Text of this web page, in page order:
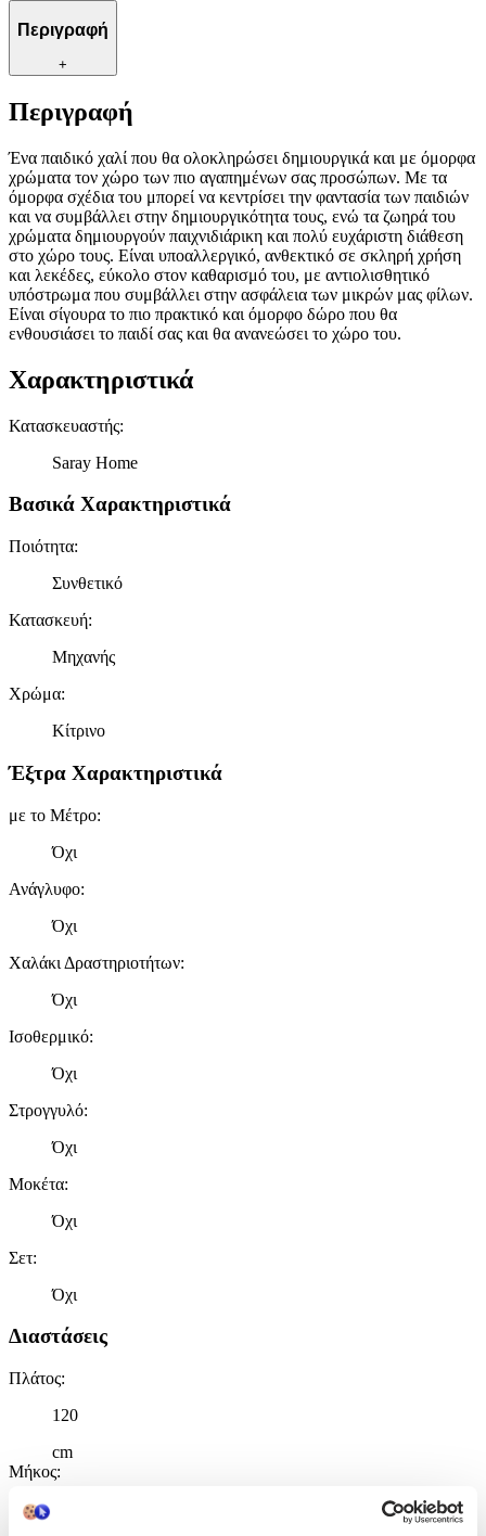
Περιγραφή
+
Περιγραφή
Ένα παιδικό χαλί που θα ολοκληρώσει δημιουργικά και με όμορφα
χρώματα τον χώρο των πιο αγαπημένων σας προσώπων. Με τα
όμορφα σχέδια του μπορεί να κεντρίσει την φαντασία των παιδιών
και να συμβάλλει στην δημιουργικότητα τους, ενώ τα ζωηρά του
χρώματα δημιουργούν παιχνιδιάρικη και πολύ ευχάριστη διάθεση
στο χώρο τους. Είναι υποαλλεργικό, ανθεκτικό σε σκληρή χρήση
και λεκέδες, εύκολο στον καθαρισμό του, με αντιολισθητικό
υπόστρωμα που συμβάλλει στην ασφάλεια των μικρών μας φίλων.
Είναι σίγουρα το πιο πρακτικό και όμορφο δώρο που θα
ενθουσιάσει το παιδί σας και θα ανανεώσει το χώρο του.
Χαρακτηριστικά
Κατασκευαστής:
Saray Home
Βασικά Χαρακτηριστικά
Ποιότητα:
Συνθετικό
Κατασκευή:
Μηχανής
Χρώμα:
Κίτρινο
Έξτρα Χαρακτηριστικά
με το Μέτρο:
Όχι
Ανάγλυφο:
Όχι
Χαλάκι Δραστηριοτήτων:
Όχι
Ισοθερμικό:
Όχι
Στρογγυλό:
Όχι
Μοκέτα:
Όχι
Σετ:
Όχι
Διαστάσεις
Πλάτος:
120
cm
Μήκος: